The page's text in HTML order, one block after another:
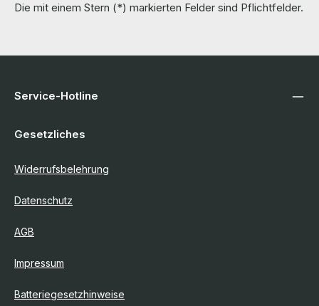
Die mit einem Stern (*) markierten Felder sind Pflichtfelder.
Service-Hotline
Gesetzliches
Widerrufsbelehrung
Datenschutz
AGB
Impressum
Batteriegesetzhinweise